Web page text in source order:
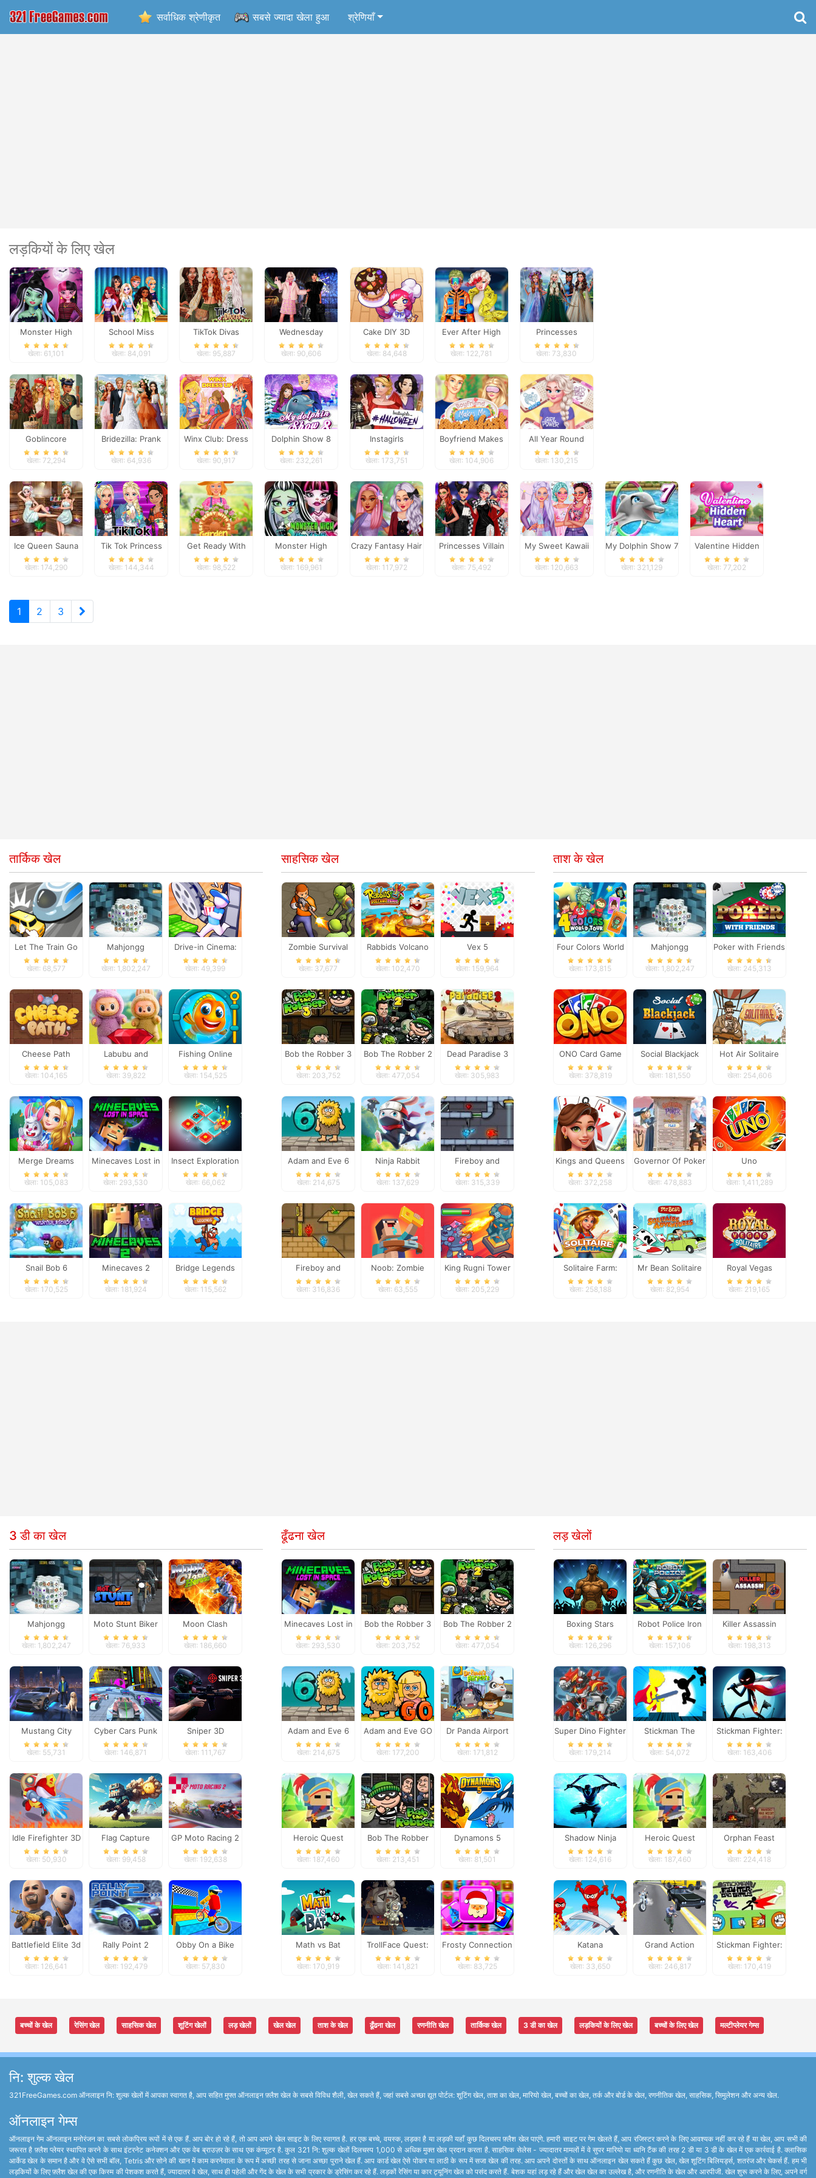
सर्वाधिक श्रेणीकृत सबसे ज्यादा खेला हुआ श्रेणियाँ
लड़कियों के लिए खेल
Monster High
Spooky Fashion
खेला: 61,101
School Miss
Popularity
खेला: 84,091
TikTok Divas
Fairycore
खेला: 95,887
Wednesday
Besties Fun Day
खेला: 90,606
Cake DIY 3D
खेला: 84,648
Ever After High
#future
खेला: 122,781
Princesses
Fantasy Makeover
खेला: 73,830
Goblincore
Aesthetic
खेला: 72,294
Bridezilla: Prank
The Bride
खेला: 64,936
Winx Club: Dress
Up
खेला: 90,917
Dolphin Show 8
खेला: 232,261
Instagirls
Halloween Dress
खेला: 173,751
Boyfriend Makes
Me Breakfast
खेला: 104,906
All Year Round
Fashion Frosty Girl
खेला: 130,215
Ice Queen Sauna
Realife
खेला: 174,290
Tik Tok Princess
खेला: 144,344
Get Ready With
Me Garden
खेला: 98,522
Monster High
Nose Doctor
खेला: 169,961
Crazy Fantasy Hair
Salon
खेला: 117,972
Princesses Villain
Party Crashers
खेला: 75,492
My Sweet Kawaii
Look
खेला: 120,663
My Dolphin Show 7
खेला: 321,129
Valentine Hidden
Heart
खेला: 77,202
1 2 3
तार्किक खेल
Let The Train Go
खेला: 68,577
Mahjongg
Dimensions
खेला: 1,802,247
Drive-in Cinema:
Idle Game
खेला: 49,399
Cheese Path
खेला: 104,165
Labubu and
Treasures: Fun
खेला: 39,822
Fishing Online
खेला: 154,525
Merge Dreams
खेला: 105,083
Minecaves Lost in
Space
खेला: 293,530
Insect Exploration
खेला: 66,062
Snail Bob 6
खेला: 170,525
Minecaves 2
खेला: 181,924
Bridge Legends
Online
खेला: 115,562
साहसिक खेल
Zombie Survival
खेला: 37,677
Rabbids Volcano
Panic
खेला: 102,470
Vex 5
खेला: 159,964
Bob the Robber 3
खेला: 203,752
Bob The Robber 2
खेला: 477,054
Dead Paradise 3
खेला: 305,983
Adam and Eve 6
खेला: 214,675
Ninja Rabbit
खेला: 137,629
Fireboy and
Watergirl 3
खेला: 315,339
Fireboy and
Watergirl 2
खेला: 316,836
Noob: Zombie
Prison Escape
खेला: 63,555
King Rugni Tower
Defense
खेला: 205,229
ताश के खेल
Four Colors World
Tour
खेला: 173,815
Mahjongg
Dimensions
खेला: 1,802,247
Poker with Friends
खेला: 245,313
ONO Card Game
खेला: 378,819
Social Blackjack
खेला: 181,550
Hot Air Solitaire
खेला: 254,606
Kings and Queens
Solitaire Tripeaks
खेला: 372,258
Governor Of Poker
2
खेला: 478,883
Uno
खेला: 1,411,289
Solitaire Farm:
Seasons
खेला: 258,188
Mr Bean Solitaire
Adventures
खेला: 82,954
Royal Vegas
Solitaire
खेला: 219,165
3 डी का खेल
Mahjongg
Dimensions
खेला: 1,802,247
Moto Stunt Biker
खेला: 76,933
Moon Clash
Heroes
खेला: 186,660
Mustang City
Driver
खेला: 55,731
Cyber Cars Punk
Racing
खेला: 146,871
Sniper 3D
खेला: 111,767
Idle Firefighter 3D
खेला: 50,930
Flag Capture
खेला: 99,458
GP Moto Racing 2
खेला: 192,638
Battlefield Elite 3d
खेला: 126,641
Rally Point 2
खेला: 192,479
Obby On a Bike
खेला: 57,830
ढूँढना खेल
Minecaves Lost in
Space
खेला: 293,530
Bob the Robber 3
खेला: 203,752
Bob The Robber 2
खेला: 477,054
Adam and Eve 6
खेला: 214,675
Adam and Eve GO
खेला: 177,200
Dr Panda Airport
खेला: 171,812
Heroic Quest
खेला: 187,460
Bob The Robber
खेला: 213,451
Dynamons 5
खेला: 81,501
Math vs Bat
खेला: 170,919
TrollFace Quest:
USA 1
खेला: 141,821
Frosty Connection
Quest
खेला: 83,725
लड़ खेलों
Boxing Stars
खेला: 126,296
Robot Police Iron
Panther
खेला: 157,106
Killer Assassin
खेला: 198,313
Super Dino Fighter
खेला: 179,214
Stickman The
Flash
खेला: 54,072
Stickman Fighter:
Space War
खेला: 163,406
Shadow Ninja
Revenge
खेला: 124,616
Heroic Quest
खेला: 187,460
Orphan Feast
खेला: 224,418
Katana
खेला: 33,650
Grand Action
Crime: New York
खेला: 246,817
Stickman Fighter:
Epic Battles
खेला: 170,419
बच्चों के खेल रेसिंग खेल साहसिक खेल शूटिंग खेलों लड़ खेलों खेल खेल ताश के खेल ढूँढना खेल रणनीति खेल तार्किक खेल 3 डी का खेल लड़कियों के लिए खेल बच्चों के लिए खेल मल्टीप्लेयर गेम्स
नि: शुल्क खेल
321FreeGames.com ऑनलाइन नि: शुल्क खेलों में आपका स्वागत है, आप सहित मुफ्त ऑनलाइन फ़्लैश खेल के सबसे विविध शैली, खेल सकते हैं, जहां सबसे अच्छा द्यूत पोर्टल: शूटिंग खेल, ताश का खेल, मारियो खेल, बच्चों का खेल, तर्क और बोर्ड के खेल, रणनीतिक खेल, साहसिक, सिमुलेशन और अन्य खेल.
ऑनलाइन गेम्स
ऑनलाइन गेम ऑनलाइन मनोरंजन का सबसे लोकप्रिय रूपों में से एक हैं. आप बोर हो रहे हैं, तो आप अपने खेल साइट के लिए स्वागत है. हर एक बच्चे, वयस्क, लड़का है या लड़की यहाँ कुछ दिलचस्प फ़्लैश खेल पाएंगे. हमारी साइट पर गेम खेलते हैं, आप रजिस्टर करने के लिए आवश्यक नहीं कर रहे हैं या खेल, आप सभी की
जरूरत है फ़्लैश प्लेयर स्थापित करने के साथ इंटरनेट कनेक्शन और एक वेब ब्राउज़र के साथ एक कंप्यूटर है. कुल 321 नि: शुल्क खेलों दिलचस्प 1,000 से अधिक मुक्त खेल प्रदान करता है. साहसिक सेलेस - ज्यादातर मामलों में वे सुपर मारियो या ध्वनि टैंक की तरह 2 डी या 3 डी के खेल में एक कार्रवाई है. क्लासिक
आर्केड खेल के समान है और वे ऐसे सभी बॉल, Tetris और सोने की खान में काम करनेवाला के रूप में अच्छी तरह से जाना अच्छा पुराने खेल हैं. आप कार्ड खेल ऐसे पोकर या लाठी के रूप में सजा खेल की तरह. आप अपने दोस्तों के साथ ऑनलाइन खेल सकते हैं कुछ खेल, खेल शूटिंग बिलियर्ड्स, शतरंज और चेकर्स हैं. हम भी
लड़कियों के लिए फ़्लैश खेल की एक किस्म की पेशकश करते हैं, ज्यादातर वे खेल, साथ ही पहेली और गेंद के खेल के सभी प्रकार के ड्रेसिंग कर रहे हैं. लड़कों रेसिंग या कार ट्यूनिंग खेल को पसंद करते हैं. बेशक यहां लड़ रहे हैं और खेल खेल का उल्लेख है, और रणनीति के खेल और आरपीजी. खेल शुरू करने के लिए, अपने वर्ग